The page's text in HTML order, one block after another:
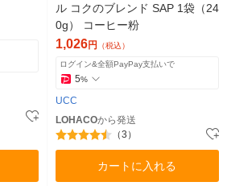
ル コクのブレンド SAP 1袋（24
0g） コーヒー粉
1,026円 （税込）
ログイン&全額PayPay支払いで
5%
UCC
LOHACOから発送
（3）
カートに入れる